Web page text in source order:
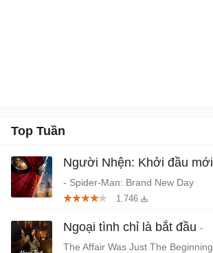
Top Tuần
Người Nhện: Khởi đầu mới
- Spider-Man: Brand New Day
(2026) chiếu rạp
1.746
Ngoại tình chỉ là bắt đầu -
The Affair Was Just The Beginning